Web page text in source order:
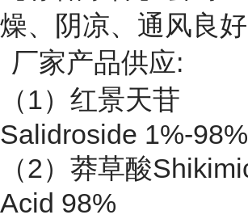
燥、阴凉、通风良好
厂家产品供应:
（1）红景天苷
Salidroside 1%-98%
（2）莽草酸
Acid 98%